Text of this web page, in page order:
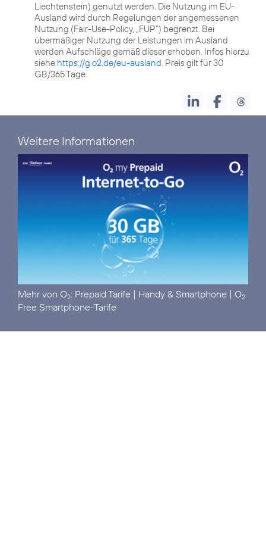
Liechtenstein) genutzt werden. Die Nutzung im EU-
Ausland wird durch Regelungen der angemessenen
Nutzung (Fair-Use-Policy, „FUP“) begrenzt. Bei
übermäßiger Nutzung der Leistungen im Ausland
werden Aufschläge gemäß dieser erhoben. Infos hierzu
siehe https://g.o2.de/eu-ausland. Preis gilt für 30
GB/365 Tage.
Weitere Informationen
Mehr von O2: Prepaid Tarife | Handy & Smartphone | O2
Free Smartphone-Tarife